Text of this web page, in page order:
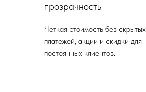
прозрачность
Четкая стоимость без скрытых
платежей, акции и скидки для
постоянных клиентов.